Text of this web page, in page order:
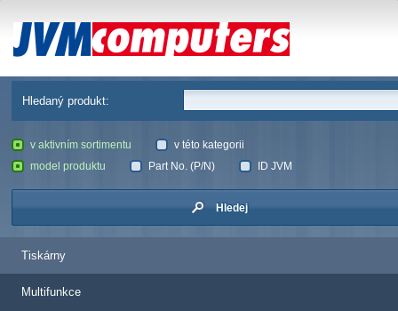
JVM Computers
Hledaný produkt:
v aktivním sortimentu
v této kategorii
model produktu
Part No. (P/N) ID JVM
Hledej
Tiskárny
Multifunkce